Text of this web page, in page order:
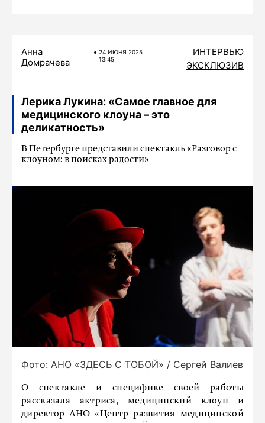
Анна
Домрачева
24 ИЮНЯ 2025
13:45
ИНТЕРВЬЮ
ЭКСКЛЮЗИВ
Лерика Лукина: «Самое главное для
медицинского клоуна – это
деликатность»
В Петербурге представили спектакль «Разговор с
клоуном: в поисках радости»
Фото: АНО «ЗДЕСЬ С ТОБОЙ» / Сергей Валиев
О спектакле и специфике своей работы
рассказала актриса, медицинский клоун и
директор АНО «Центр развития медицинской